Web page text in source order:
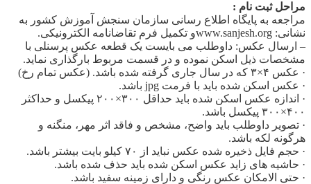
مراحل ثبت نام :
مراجعه به پایگاه اطلاع رسانی سازمان سنجش آموزش کشور به
نشانی: www.sanjesh.orgو تکمیل فرم تقاضانامه الکترونیکی.
– ارسال عکس: داوطلب می بایست یک قطعه عکس پرسنلی با
مشخصات ذیل اسکن نموده و در قسمت مربوط بارگذاری نماید.
· عکس ۴×۳ که در سال جاری گرفته شده باشد. (عکس تمام رخ)
· عکس اسکن شده باید با فرمت jpg باشد.
· اندازه عکس اسکن شده باید حداقل ۳۰۰×۲۰۰ پیکسل و حداکثر
۴۰۰×۳۰۰ پیکسل باشد.
· تصویر داوطلب باید واضح، مشخص و فاقد اثر مهر، منگنه و
هرگونه لکه باشد.
· حجم فایل ذخیره شده عکس نباید از ۷۰ کیلو بایت بیشتر باشد.
· حاشیه های زاید عکس اسکن شده باید حذف شده باشد.
· حتی الامکان عکس رنگی و دارای زمینه سفید باشد.